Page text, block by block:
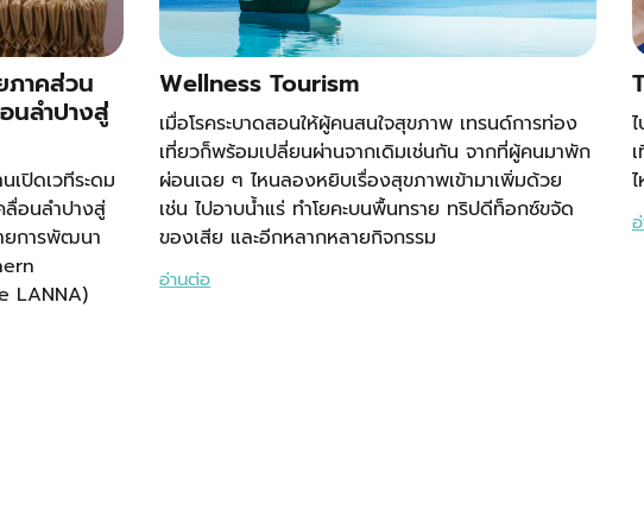
ภาคส่วน
นลำปางสู่
เปิดเวทีระดม
ลื่อนลำปางสู่
ยการพัฒนา
LANNA)
Wellness Tourism
เมื่อโรคระบาดสอนให้ผู้คนสนใจสุขภาพ เทรนด์การท่อง
เที่ยวก็พร้อมเปลี่ยนผ่านจากเดิมเช่นกัน จากที่ผู้คนมาพัก
ผ่อนเฉย ๆ ไหนลองหยิบเรื่องสุขภาพเข้ามาเพิ่มด้วย
เช่น ไปอาบน้ำแร่ ทำโยคะบนพื้นทราย ทริปดีท็อกซ์ขจัด
ของเสีย และอีกหลากหลายกิจกรรม
อ่านต่อ